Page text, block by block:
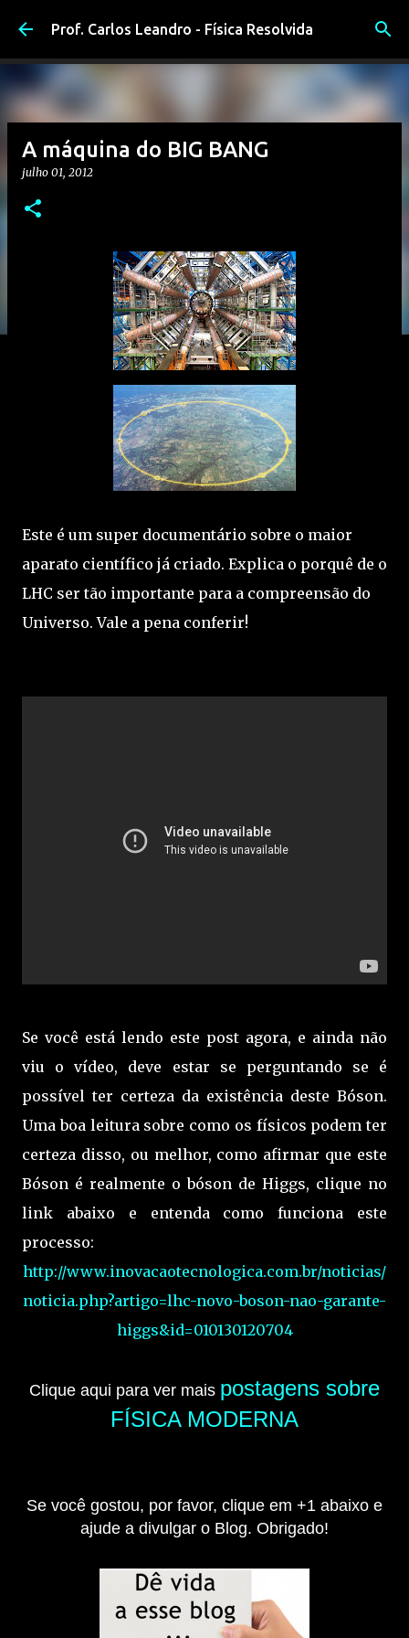
Pular para o conteúdo principal
Prof. Carlos Leandro - Física Resolvida
A máquina do BIG BANG
julho 01, 2012
Este é um super documentário sobre o maior
aparato científico já criado. Explica o porquê de o
LHC ser tão importante para a compreensão do
Universo. Vale a pena conferir!
Se você está lendo este post agora, e ainda não
viu o vídeo, deve estar se perguntando se é
possível ter certeza da existência deste Bóson.
Uma boa leitura sobre como os físicos podem ter
certeza disso, ou melhor, como afirmar que este
Bóson é realmente o bóson de Higgs, clique no
link abaixo e entenda como funciona este
processo:
http://www.inovacaotecnologica.com.br/noticias/
noticia.php?artigo=lhc-novo-boson-nao-garante-
higgs&id=010130120704
Clique aqui para ver mais postagens sobre
FÍSICA MODERNA
Se você gostou, por favor, clique em +1 abaixo e
ajude a divulgar o Blog. Obrigado!